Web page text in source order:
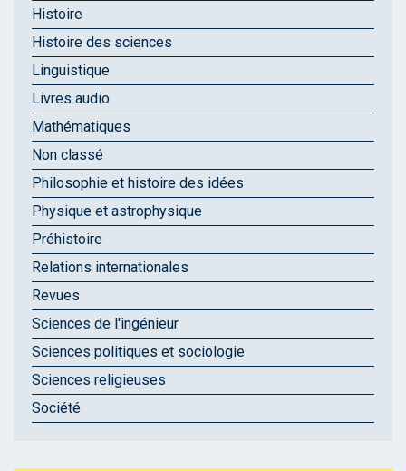
Histoire
Histoire des sciences
Linguistique
Livres audio
Mathématiques
Non classé
Philosophie et histoire des idées
Physique et astrophysique
Préhistoire
Relations internationales
Revues
Sciences de l'ingénieur
Sciences politiques et sociologie
Sciences religieuses
Société